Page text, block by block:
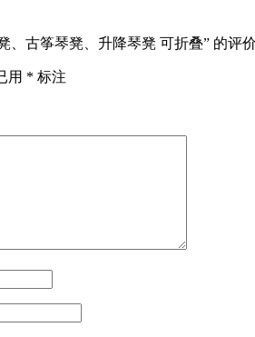
、古筝琴凳、升降琴凳 可折叠” 的评
用 * 标注